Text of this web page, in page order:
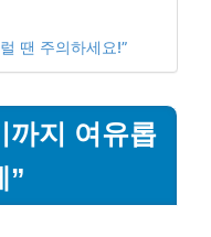
땐 주의하세요!”
까지 여유롭
”